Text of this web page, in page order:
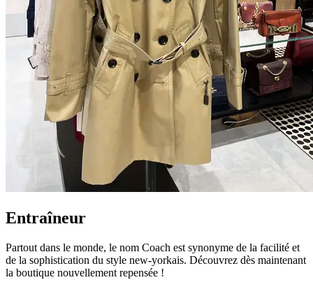
Entraîneur
Partout dans le monde, le nom Coach est synonyme de la facilité et
de la sophistication du style new-yorkais. Découvrez dès maintenant
la boutique nouvellement repensée !